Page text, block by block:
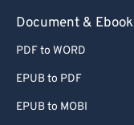
Document & Ebook
PDF to WORD
EPUB to PDF
EPUB to MOBI